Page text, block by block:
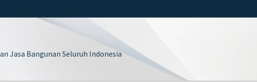
Jasa Bangunan Seluruh Indonesia